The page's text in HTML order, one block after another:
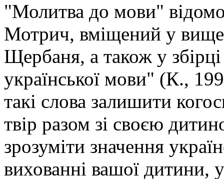
"Молитва до мови"
Мотрич, вміщений у
Щербаня, а також у
української мови" (К.,
такі слова залишити
твір разом зі своєю
зрозуміти значення
вихованні вашої дитини,